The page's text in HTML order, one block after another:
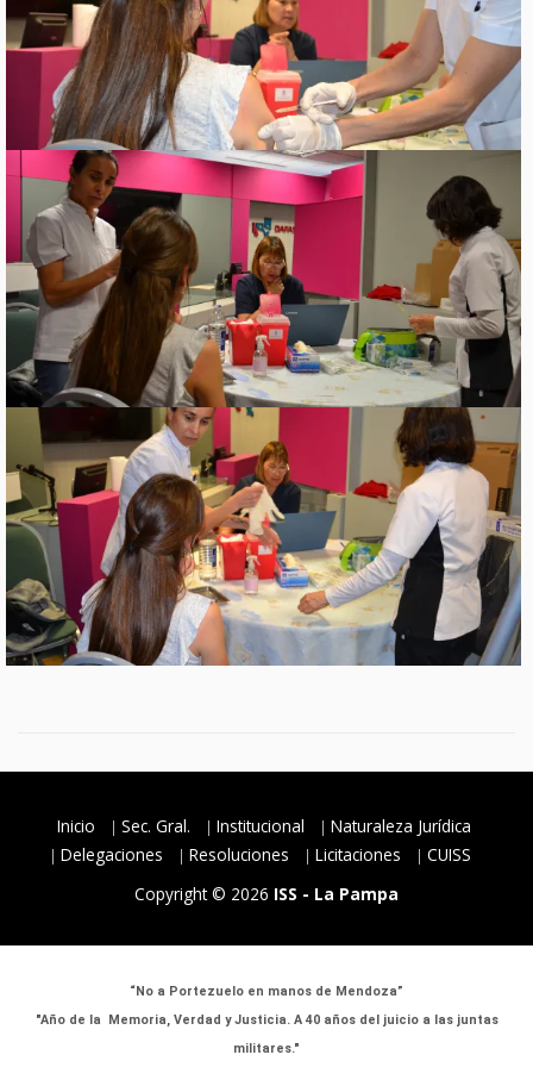
Inicio Sec. Gral. Institucional
Naturaleza Jurídica
Delegaciones
Resoluciones Licitaciones
CUISS
Copyright © 2026 ISS - La Pampa
“No a Portezuelo en manos de Mendoza”
"Año de la Memoria, Verdad y Justicia. A 40 años del juicio a las juntas
militares."